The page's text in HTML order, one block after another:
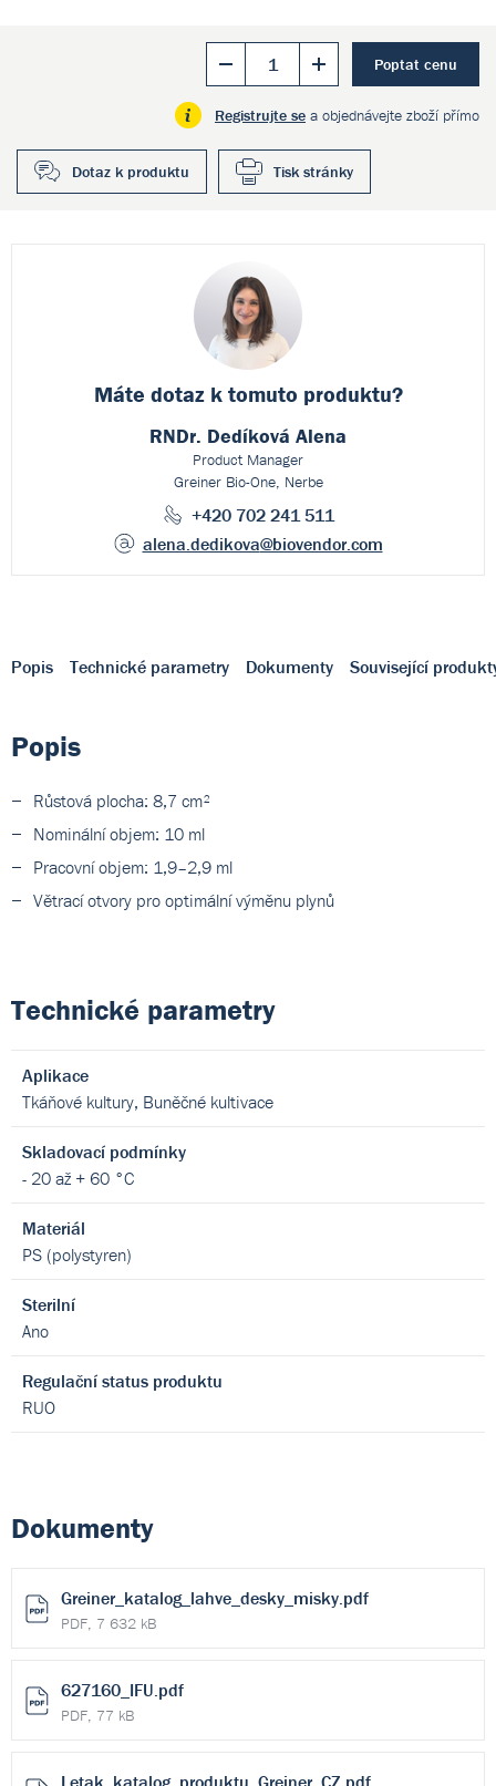
Poptat cenu
Registrujte se a objednávejte zboží přímo
Dotaz k produktu Tisk stránky
Máte dotaz k tomuto produktu?
RNDr. Dedíková Alena
Product Manager
Greiner Bio-One, Nerbe
+420 702 241 511
alena.dedikova@biovendor.com
Popis Technické parametry Dokumenty Související
Popis
Růstová plocha: 8,7 cm²
Nominální objem: 10 ml
Pracovní objem: 1,9–2,9 ml
Větrací otvory pro optimální výměnu plynů
Technické parametry
Aplikace
Tkáňové kultury, Buněčné kultivace
Skladovací podmínky
- 20 až + 60 °C
Materiál
PS (polystyren)
Sterilní
Ano
Regulační status produktu
RUO
Dokumenty
Greiner_katalog_lahve_desky_misky.pdf
PDF, 7 632 kB
627160_IFU.pdf
PDF, 77 kB
Letak_katalog_produktu_Greiner_CZ.pdf